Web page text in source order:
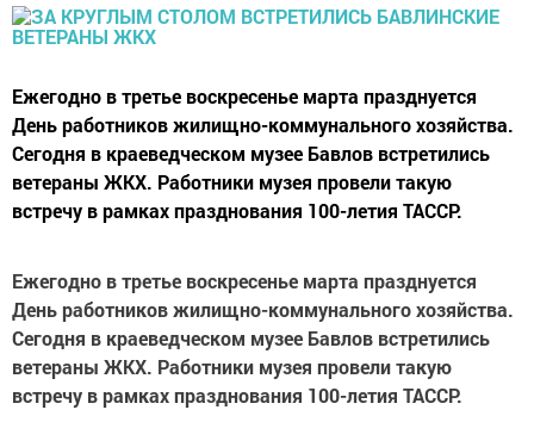
Ежегодно в третье воскресенье марта празднуется
День работников жилищно-коммунального хозяйства.
Сегодня в краеведческом музее Бавлов встретились
ветераны ЖКХ. Работники музея провели такую
встречу в рамках празднования 100-летия ТАССР.
Ежегодно в третье воскресенье марта празднуется
День работников жилищно-коммунального хозяйства.
Сегодня в краеведческом музее Бавлов встретились
ветераны ЖКХ. Работники музея провели такую
встречу в рамках празднования 100-летия ТАССР.